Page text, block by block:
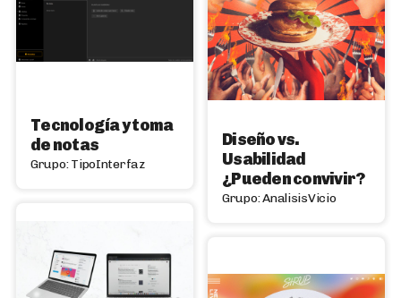
Tecnología y toma
de notas
Grupo: TipoInterfaz
Diseño vs.
Usabilidad
¿Pueden convivir?
Grupo: AnalisisVicio